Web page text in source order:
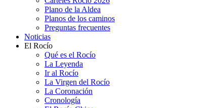
Plano de la Aldea
Planos de los caminos
Preguntas frecuentes
Noticias
El Rocío
Qué es el Rocío
La Leyenda
Ir al Rocío
La Virgen del Rocío
La Coronación
Cronología